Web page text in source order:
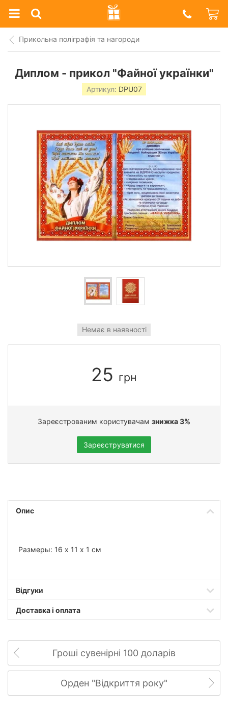
Prazdnik
Shop
Прикольна поліграфія та нагороди
Диплом - прикол "Файної українки"
Артикул: DPU07
Немає в наявності
25 грн
Зареєстрованим користувачам знижка 3%
Зареєструватися
Опис
Размеры: 16 х 11 х 1 см
Відгуки
Доставка і оплата
Гроші сувенірні 100 доларів
Орден "Відкриття року"